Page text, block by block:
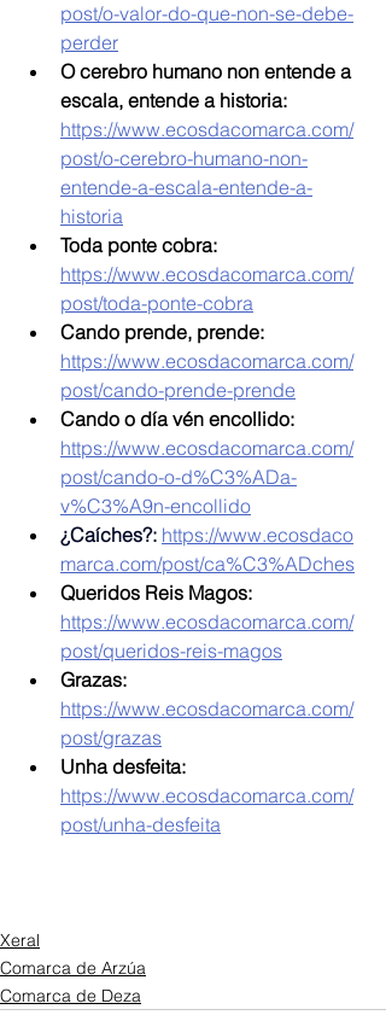
post/o-valor-do-que-non-se-debe-
perder
O cerebro humano non entende a
escala, entende a historia:
https://www.ecosdacomarca.com/
post/o-cerebro-humano-non-
entende-a-escala-entende-a-
historia
Toda ponte cobra:
https://www.ecosdacomarca.com/
post/toda-ponte-cobra
Cando prende, prende:
https://www.ecosdacomarca.com/
post/cando-prende-prende
Cando o día vén encollido:
https://www.ecosdacomarca.com/
post/cando-o-d%C3%ADa-
v%C3%A9n-encollido
¿Caíches?: https://www.ecosdaco
marca.com/post/ca%C3%ADches
Queridos Reis Magos:
https://www.ecosdacomarca.com/
post/queridos-reis-magos
Grazas:
https://www.ecosdacomarca.com/
post/grazas
Unha desfeita:
https://www.ecosdacomarca.com/
post/unha-desfeita
Xeral
Comarca de Arzúa
Comarca de Deza